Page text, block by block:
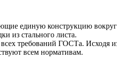
единую конструкцию
из стального листа.
требований ГОСТа.
всем нормативам.